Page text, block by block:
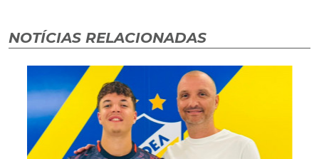
NOTÍCIAS RELACIONADAS